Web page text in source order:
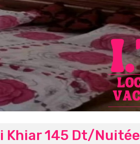
Khiar 145 Dt/Nuitée